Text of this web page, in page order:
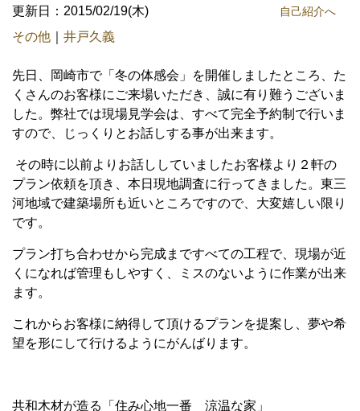
自己紹介へ
更新日：2015/02/19(木)
その他
井戸久義
先日、岡崎市で「冬の体感会」を開催しましたところ、た
くさんのお客様にご来場いただき、誠に有り難うございま
した。弊社では現場見学会は、すべて完全予約制で行いま
すので、じっくりとお話しする事が出来ます。
その時に以前よりお話ししていましたお客様より２軒の
プラン依頼を頂き、本日現地調査に行ってきました。東三
河地域で建築場所も近いところですので、大変嬉しい限り
です。
プラン打ち合わせから完成まですべての工程で、現場が近
くになれば管理もしやすく、ミスのないように作業が出来
ます。
これからお客様に納得して頂けるプランを提案し、夢や希
望を形にして行けるようにがんばります。
共和木材が造る「住み心地一番 涼温な家」